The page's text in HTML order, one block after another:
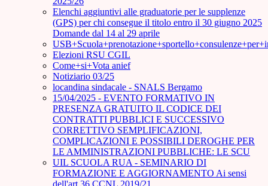
Elenchi aggiuntivi alle graduatorie per le supplenze
(GPS) per chi consegue il titolo entro il 30 giugno 2025
Domande dal 14 al 29 aprile
Elezioni RSU CGIL
Come+si+Vota anief
Notiziario 03/25
locandina sindacale - SNALS Bergamo
15/04/2025 - EVENTO FORMATIVO IN
PRESENZA GRATUITO IL CODICE DEI
CONTRATTI PUBBLICI E SUCCESSIVO
CORRETTIVO SEMPLIFICAZIONI,
COMPLICAZIONI E POSSIBILI DEROGHE PER
LE AMMINISTRAZIONI PUBBLICHE: LE SCU
UIL SCUOLA RUA - SEMINARIO DI
FORMAZIONE E AGGIORNAMENTO Ai sensi